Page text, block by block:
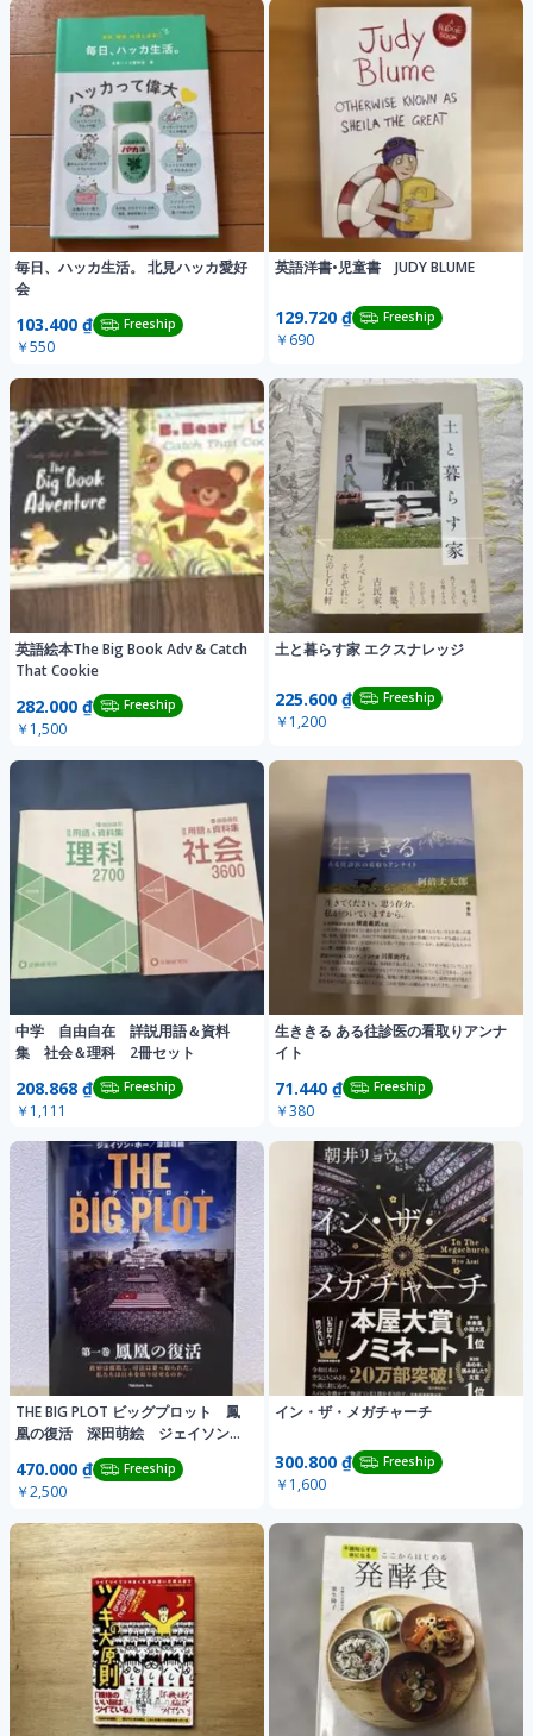
毎日、ハッカ生活。 北見ハッカ愛好
会
103.400 ₫ Freeship
￥550
英語洋書•児童書 JUDY BLUME
129.720 ₫ Freeship
￥690
英語絵本The Big Book Adv & Catch
That Cookie
282.000 ₫ Freeship
￥1,500
土と暮らす家 エクスナレッジ
225.600 ₫ Freeship
￥1,200
中学 自由自在 詳説用語＆資料
集 社会＆理科 2冊セット
208.868 ₫ Freeship
￥1,111
生ききる ある往診医の看取りアンナ
イト
71.440 ₫ Freeship
￥380
THE BIG PLOT ビッグプロット 鳳
凰の復活 深田萌絵 ジェイソン
470.000 ₫ Freeship
￥2,500
イン・ザ・メガチャーチ
300.800 ₫ Freeship
￥1,600